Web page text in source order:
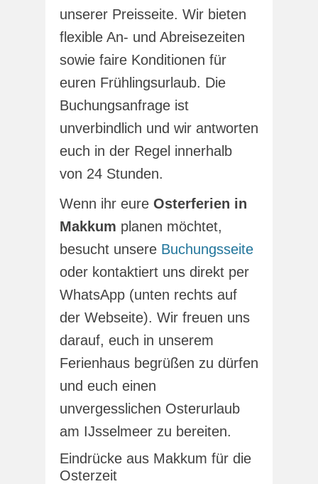
unserer Preisseite. Wir bieten
flexible An- und Abreisezeiten
sowie faire Konditionen für
euren Frühlingsurlaub. Die
Buchungsanfrage ist
unverbindlich und wir antworten
euch in der Regel innerhalb
von 24 Stunden.
Wenn ihr eure Osterferien in
Makkum planen möchtet,
besucht unsere Buchungsseite
oder kontaktiert uns direkt per
WhatsApp (unten rechts auf
der Webseite). Wir freuen uns
darauf, euch in unserem
Ferienhaus begrüßen zu dürfen
und euch einen
unvergesslichen Osterurlaub
am IJsselmeer zu bereiten.
Eindrücke aus Makkum für die
Osterzeit